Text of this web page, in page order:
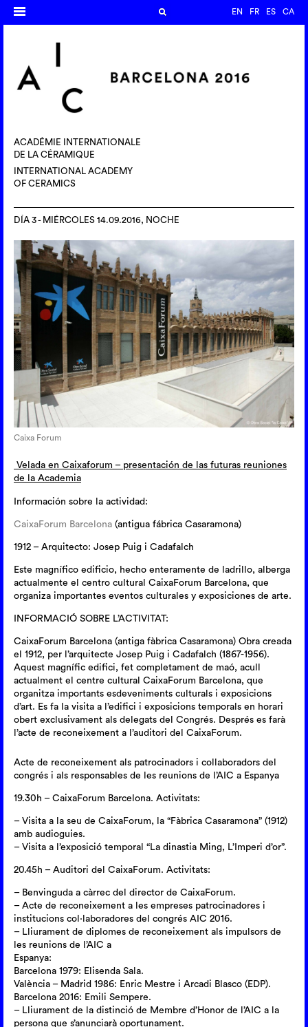
EN FR ES CA
ACADÉMIE INTERNATIONALE
DE LA CÉRAMIQUE
INTERNATIONAL ACADEMY
OF CERAMICS
DÍA 3 - MIÉRCOLES 14.09.2016, NOCHE
Caixa Forum
Velada en Caixaforum – presentación de las futuras reuniones
de la Academia
Información sobre la actividad:
CaixaForum Barcelona (antigua fábrica Casaramona)
1912 – Arquitecto: Josep Puig i Cadafalch
Este magnífico edificio, hecho enteramente de ladrillo, alberga
actualmente el centro cultural CaixaForum Barcelona, que
organiza importantes eventos culturales y exposiciones de arte.
INFORMACIÓ SOBRE L’ACTIVITAT:
CaixaForum Barcelona (antiga fàbrica Casaramona) Obra creada
el 1912, per l’arquitecte Josep Puig i Cadafalch (1867-1956).
Aquest magnífic edifici, fet completament de maó, acull
actualment el centre cultural CaixaForum Barcelona, que
organitza importants esdeveniments culturals i exposicions
d’art. Es fa la visita a l’edifici i exposicions temporals en horari
obert exclusivament als delegats del Congrés. Després es farà
l’acte de reconeixement a l’auditori del CaixaForum.
Acte de reconeixement als patrocinadors i collaboradors del
congrés i als responsables de les reunions de l’AIC a Espanya
19.30h – CaixaForum Barcelona. Activitats:
– Visita a la seu de CaixaForum, la “Fàbrica Casaramona” (1912)
amb audioguies.
– Visita a l’exposició temporal “La dinastia Ming, L’Imperi d’or”.
20.45h – Auditori del CaixaForum. Activitats:
– Benvinguda a càrrec del director de CaixaForum.
– Acte de reconeixement a les empreses patrocinadores i
institucions col·laboradores del congrés AIC 2016.
– Lliurament de diplomes de reconeixement als impulsors de
les reunions de l’AIC a
Espanya:
Barcelona 1979: Elisenda Sala.
València – Madrid 1986: Enric Mestre i Arcadi Blasco (EDP).
Barcelona 2016: Emili Sempere.
– Lliurament de la distinció de Membre d’Honor de l’AIC a la
persona que s’anunciarà oportunament.